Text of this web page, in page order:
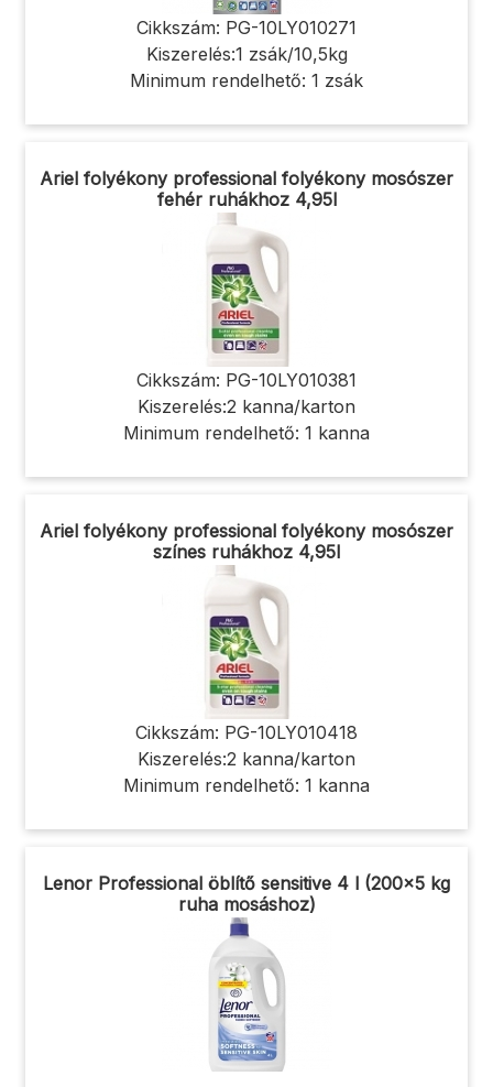
Cikkszám: PG-10LY010271
Kiszerelés:1 zsák/10,5kg
Minimum rendelhető: 1 zsák
Ariel folyékony professional folyékony mosószer
fehér ruhákhoz 4,95l
Cikkszám: PG-10LY010381
Kiszerelés:2 kanna/karton
Minimum rendelhető: 1 kanna
Ariel folyékony professional folyékony mosószer
színes ruhákhoz 4,95l
Cikkszám: PG-10LY010418
Kiszerelés:2 kanna/karton
Minimum rendelhető: 1 kanna
Lenor Professional öblítő sensitive 4 l (200x5 kg
ruha mosáshoz)